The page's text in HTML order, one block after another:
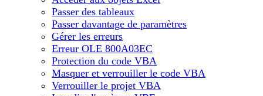
Passer des tableaux
Passer davantage de paramètres
Gérer les erreurs
Erreur OLE 800A03EC
Protection du code VBA
Masquer et verrouiller le code VBA
Verrouiller le projet VBA